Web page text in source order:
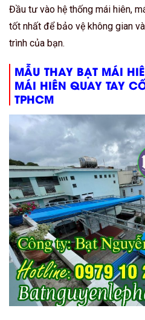
Đầu tư vào hệ thống mái hiên,
tốt nhất để bảo vệ không gian
trình của bạn.
MẪU THAY BẠT MÁI
MÁI HIÊN QUAY TAY
TPHCM